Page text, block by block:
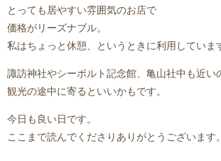
とっても居やすい雰囲気のお店で
価格がリーズナブル。
私はちょっと休憩、というときに利用していま
諏訪神社やシーボルト記念館、亀山社中も近い
観光の途中に寄るといいかもです。
今日も良い日です。
ここまで読んでくださりありがとうございます。